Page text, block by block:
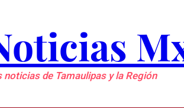
de Tamaulipas y la Región